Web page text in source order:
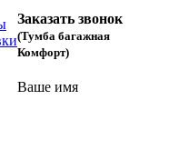
Заказать звонок
(Тумба багажная
Комфорт)
Ваше имя